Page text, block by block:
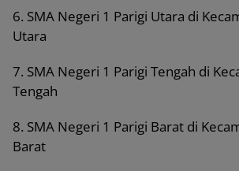
6. SMA Negeri 1 Parigi Utara di
Utara
7. SMA Negeri 1 Parigi Tengah di
Tengah
8. SMA Negeri 1 Parigi Barat di
Barat